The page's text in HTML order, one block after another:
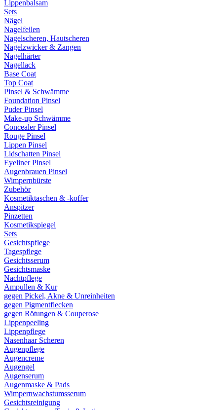
Lippenbalsam
Sets
Nägel
Nagelfeilen
Nagelscheren, Hautscheren
Nagelzwicker & Zangen
Nagelhärter
Nagellack
Base Coat
Top Coat
Pinsel & Schwämme
Foundation Pinsel
Puder Pinsel
Make-up Schwämme
Concealer Pinsel
Rouge Pinsel
Lippen Pinsel
Lidschatten Pinsel
Eyeliner Pinsel
Augenbrauen Pinsel
Wimpernbürste
Zubehör
Kosmetiktaschen & -koffer
Anspitzer
Pinzetten
Kosmetikspiegel
Sets
Gesichtspflege
Tagespflege
Gesichtsserum
Gesichtsmaske
Nachtpflege
Ampullen & Kur
gegen Pickel, Akne & Unreinheiten
gegen Pigmentflecken
gegen Rötungen & Couperose
Lippenpeeling
Lippenpflege
Nasenhaar Scheren
Augenpflege
Augencreme
Augengel
Augenserum
Augenmaske & Pads
Wimpernwachstumsserum
Gesichtsreinigung